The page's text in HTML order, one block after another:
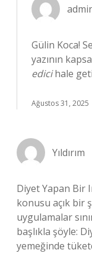
Gülin Koca!
yazının
edicihale
Ağustos 31, 2025
Yıldırım
Diyet Yapan Bir
konusu açık bir
uygulamalar
başlıkla şöyle:
yemeğinde